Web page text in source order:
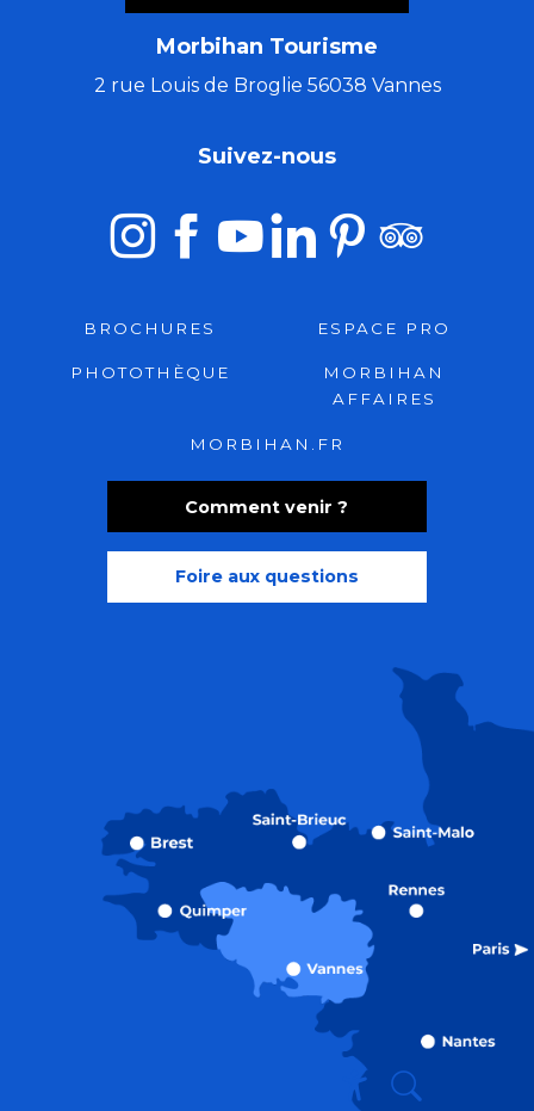
Morbihan Tourisme
2 rue Louis de Broglie 56038 Vannes
Comment venir ?
Foire aux questions
Suivez-nous
BROCHURES ESPACE PRO
PHOTOTHÈQUE
MORBIHAN
AFFAIRES
MORBIHAN.FR